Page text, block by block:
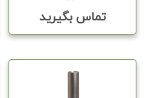
تماس بگیرید